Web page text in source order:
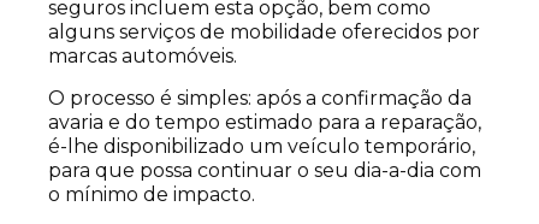
seguros incluem esta opção, bem como
alguns serviços de mobilidade oferecidos por
marcas automóveis.
O processo é simples: após a confirmação da
avaria e do tempo estimado para a reparação,
é-lhe disponibilizado um veículo temporário,
para que possa continuar o seu dia-a-dia com
o mínimo de impacto.